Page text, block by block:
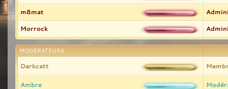
m8mat
Morrock
MODÉRATEURS
Darkcatt
Ambre